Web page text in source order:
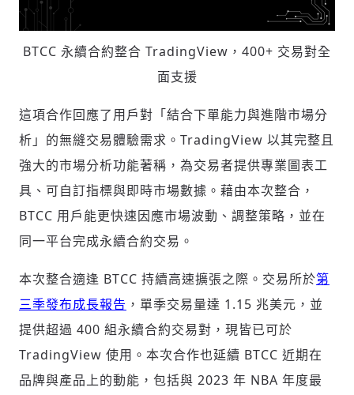
BTCC 永續合約整合 TradingView，400+ 交易對全
面支援
這項合作回應了用戶對「結合下單能力與進階市場分
析」的無縫交易體驗需求。TradingView 以其完整且
強大的市場分析功能著稱，為交易者提供專業圖表工
具、可自訂指標與即時市場數據。藉由本次整合，
BTCC 用戶能更快速因應市場波動、調整策略，並在
同一平台完成永續合約交易。
本次整合適逢 BTCC 持續高速擴張之際。交易所於第
三季發布成長報告 ，單季交易量達 1.15 兆美元，並
提供超過 400 組永續合約交易對，現皆已可於
TradingView 使用。本次合作也延續 BTCC 近期在
品牌與產品上的動能，包括與 2023 年 NBA 年度最